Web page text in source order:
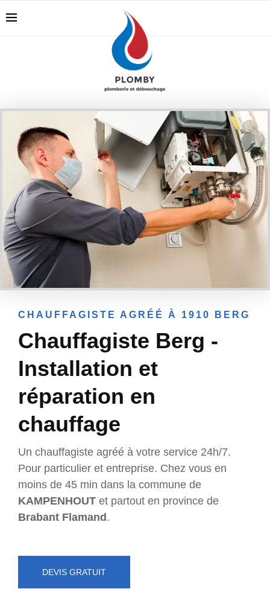
CHAUFFAGISTE AGRÉÉ À 1910 BERG
Chauffagiste Berg -
Installation et
réparation en
chauffage
Un chauffagiste agréé à votre service 24h/7.
Pour particulier et entreprise. Chez vous en
moins de 45 min dans la commune de
KAMPENHOUT et partout en province de
Brabant Flamand .
DEVIS GRATUIT